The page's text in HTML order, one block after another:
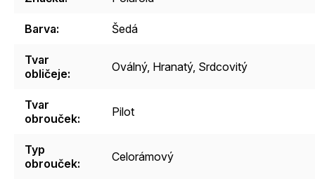
Barva: Šedá
Tvar
obličeje: Oválný, Hranatý, Srdcovitý
Tvar
obrouček: Pilot
Typ
obrouček: Celorámový